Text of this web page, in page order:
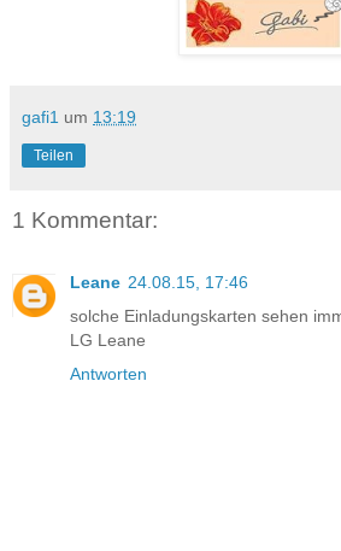
gafi1 um 13:19
Teilen
1 Kommentar:
Leane 24.08.15, 17:46
solche Einladungskarten sehen
LG Leane
Antworten